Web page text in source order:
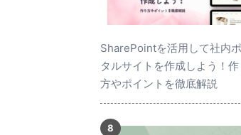
SharePointを活用して社内
タルサイトを作成しよう！作
方やポイントを徹底解説